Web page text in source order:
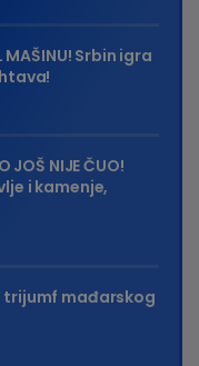
MAŠINU! Srbin igra
JOŠ NIJE ČUO!
i kamenje,
trijumf mađarskog